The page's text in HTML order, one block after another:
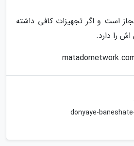
است و اگر تجهیزات کافی داشته
را دارد.
donyaye-